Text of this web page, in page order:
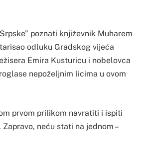
poznati književnik Muharem
odluku Gradskog vijeća
Emira Kusturicu i nobelovca
nepoželjnim licima u ovom
prvom prilikom navratiti i ispiti
Zapravo, neću stati na jednom –